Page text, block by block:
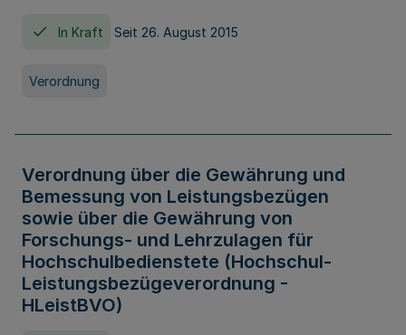
In Kraft Seit 26. August 2015
Verordnung
Verordnung über die Gewährung und
Bemessung von Leistungsbezügen
sowie über die Gewährung von
Forschungs- und Lehrzulagen für
Hochschulbedienstete (Hochschul-
Leistungsbezügeverordnung -
HLeistBVO)